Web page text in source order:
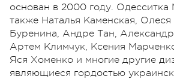
основан в 2000 году.
также Наталья Каменская,
Буренина, Андре Тан,
Артем Климчук, Ксения
Яся Хоменко и многие другие
являющиеся гордостью